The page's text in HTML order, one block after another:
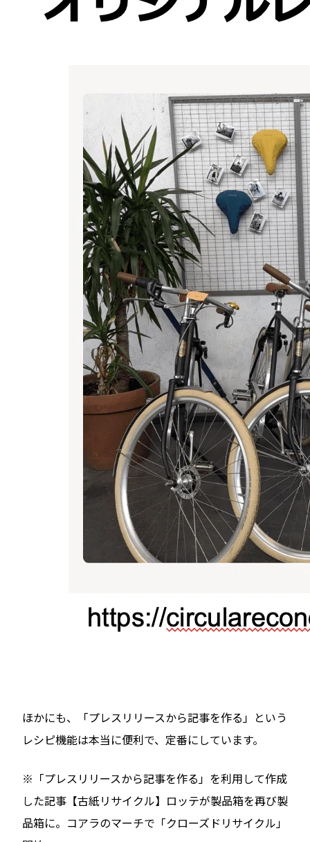
ほかにも、「プレスリリースから記事を作る」という
レシピ機能は本当に便利で、定番にしています。
※「プレスリリースから記事を作る」を利用して作成
した記事【古紙リサイクル】ロッテが製品箱を再び製
品箱に。コアラのマーチで「クローズドリサイクル」